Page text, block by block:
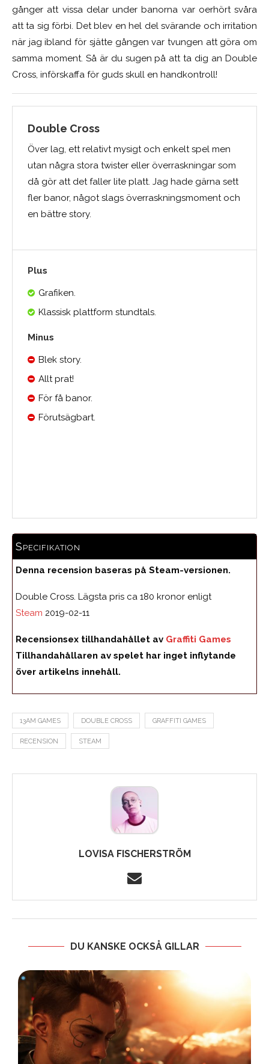
gånger att vissa delar under banorna var oerhört svåra
att ta sig förbi. Det blev en hel del svärande och irritation
när jag ibland för sjätte gången var tvungen att göra om
samma moment. Så är du sugen på att ta dig an Double
Cross, införskaffa för guds skull en handkontroll!
Double Cross
Över lag, ett relativt mysigt och enkelt spel men
utan några stora twister eller överraskningar som
då gör att det faller lite platt. Jag hade gärna sett
fler banor, något slags överraskningsmoment och
en bättre story.
Plus
Grafiken.
Klassisk plattform stundtals.
Minus
Blek story.
Allt prat!
För få banor.
Förutsägbart.
Specifikation
Denna recension baseras på Steam-versionen.
Double Cross. Lägsta pris ca 180 kronor enligt
Steam 2019-02-11
Recensionsex tillhandahållet av Graffiti Games
Tillhandahållaren av spelet har inget inflytande
över artikelns innehåll.
13AM GAMES DOUBLE CROSS GRAFFITI GAMES
RECENSION STEAM
LOVISA FISCHERSTRÖM
DU KANSKE OCKSÅ GILLAR